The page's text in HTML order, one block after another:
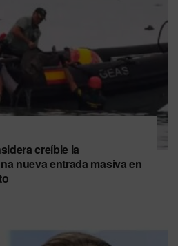
creíble la
nueva entrada masiva en